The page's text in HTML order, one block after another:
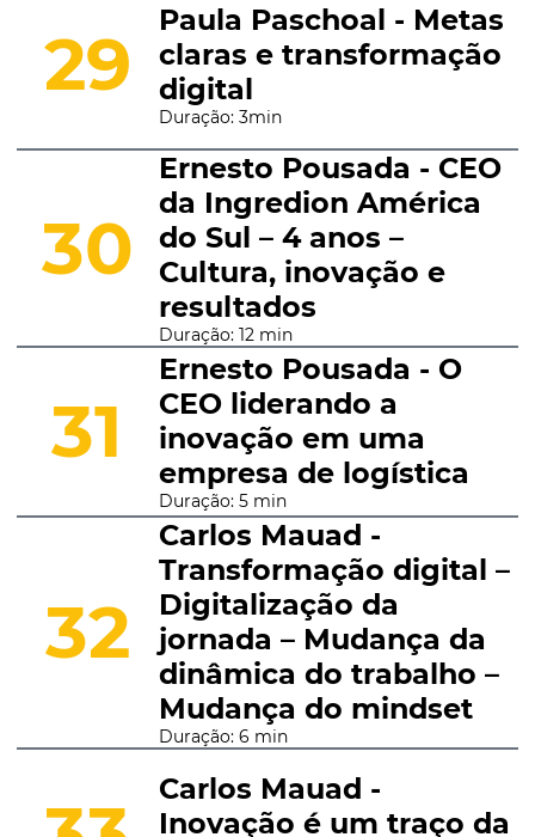
29
Paula Paschoal - Metas
claras e transformação
digital
Duração: 3min
30
Ernesto Pousada - CEO
da Ingredion América
do Sul – 4 anos –
Cultura, inovação e
resultados
Duração: 12 min
31
Ernesto Pousada - O
CEO liderando a
inovação em uma
empresa de logística
Duração: 5 min
32
Carlos Mauad -
Transformação digital –
Digitalização da
jornada – Mudança da
dinâmica do trabalho –
Mudança do mindset
Duração: 6 min
Carlos Mauad -
Inovação é um traço da